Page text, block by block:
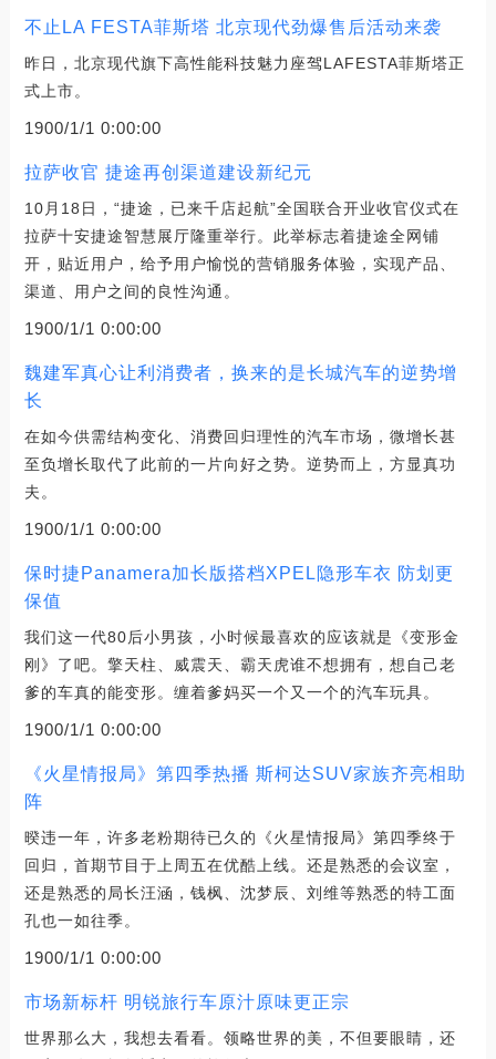
不止LA FESTA菲斯塔 北京现代劲爆售后活动来袭
昨日，北京现代旗下高性能科技魅力座驾LAFESTA菲斯塔正
式上市。
1900/1/1 0:00:00
拉萨收官 捷途再创渠道建设新纪元
10月18日，“捷途，已来千店起航”全国联合开业收官仪式在
拉萨十安捷途智慧展厅隆重举行。此举标志着捷途全网铺
开，贴近用户，给予用户愉悦的营销服务体验，实现产品、
渠道、用户之间的良性沟通。
1900/1/1 0:00:00
魏建军真心让利消费者，换来的是长城汽车的逆势增
长
在如今供需结构变化、消费回归理性的汽车市场，微增长甚
至负增长取代了此前的一片向好之势。逆势而上，方显真功
夫。
1900/1/1 0:00:00
保时捷Panamera加长版搭档XPEL隐形车衣 防划更
保值
我们这一代80后小男孩，小时候最喜欢的应该就是《变形金
刚》了吧。擎天柱、威震天、霸天虎谁不想拥有，想自己老
爹的车真的能变形。缠着爹妈买一个又一个的汽车玩具。
1900/1/1 0:00:00
《火星情报局》第四季热播 斯柯达SUV家族齐亮相助
阵
暌违一年，许多老粉期待已久的《火星情报局》第四季终于
回归，首期节目于上周五在优酷上线。还是熟悉的会议室，
还是熟悉的局长汪涵，钱枫、沈梦辰、刘维等熟悉的特工面
孔也一如往季。
1900/1/1 0:00:00
市场新标杆 明锐旅行车原汁原味更正宗
世界那么大，我想去看看。领略世界的美，不但要眼睛，还